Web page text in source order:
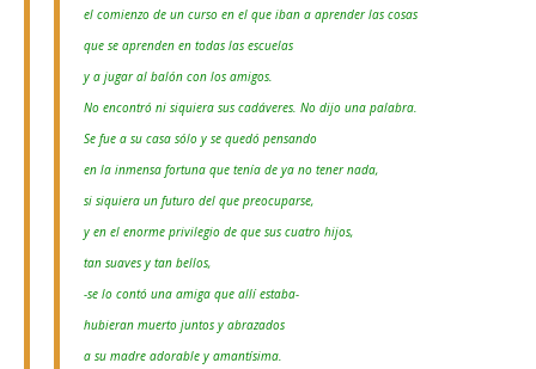
el comienzo de un curso en el que iban a aprender las cosas
que se aprenden en todas las escuelas
y a jugar al balón con los amigos.
No encontró ni siquiera sus cadáveres. No dijo una palabra.
Se fue a su casa sólo y se quedó pensando
en la inmensa fortuna que tenía de ya no tener nada,
si siquiera un futuro del que preocuparse,
y en el enorme privilegio de que sus cuatro hijos,
tan suaves y tan bellos,
-se lo contó una amiga que allí estaba-
hubieran muerto juntos y abrazados
a su madre adorable y amantísima.